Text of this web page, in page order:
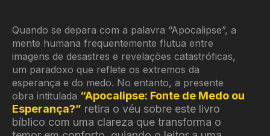
Quando se depara com a palavra “Apocalipse”, a
mente humana frequentemente flutua entre
imagens de desastres e revelações catastróficas,
um paradoxo que reflete os extremos da
esperança e do medo. No entanto, a presente
obra intitulada “Apocalipse: Fonte de Medo ou
Esperança?” retira o véu sobre este livro
bíblico com uma clareza que transforma o